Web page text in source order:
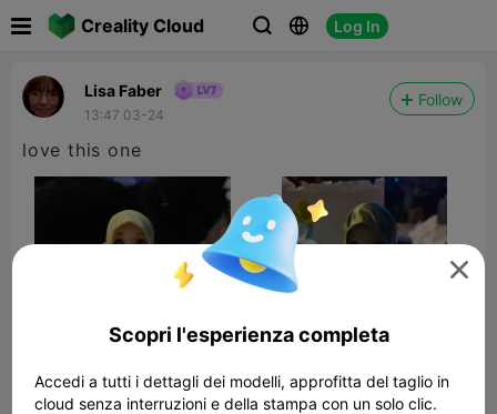
Creality Cloud   Log In
Lisa Faber
13:47 03-24
Follow
love this one

Scopri l'esperienza completa
Accedi a tutti i dettagli dei modelli, approfitta del taglio in
cloud senza interruzioni e della stampa con un solo clic.